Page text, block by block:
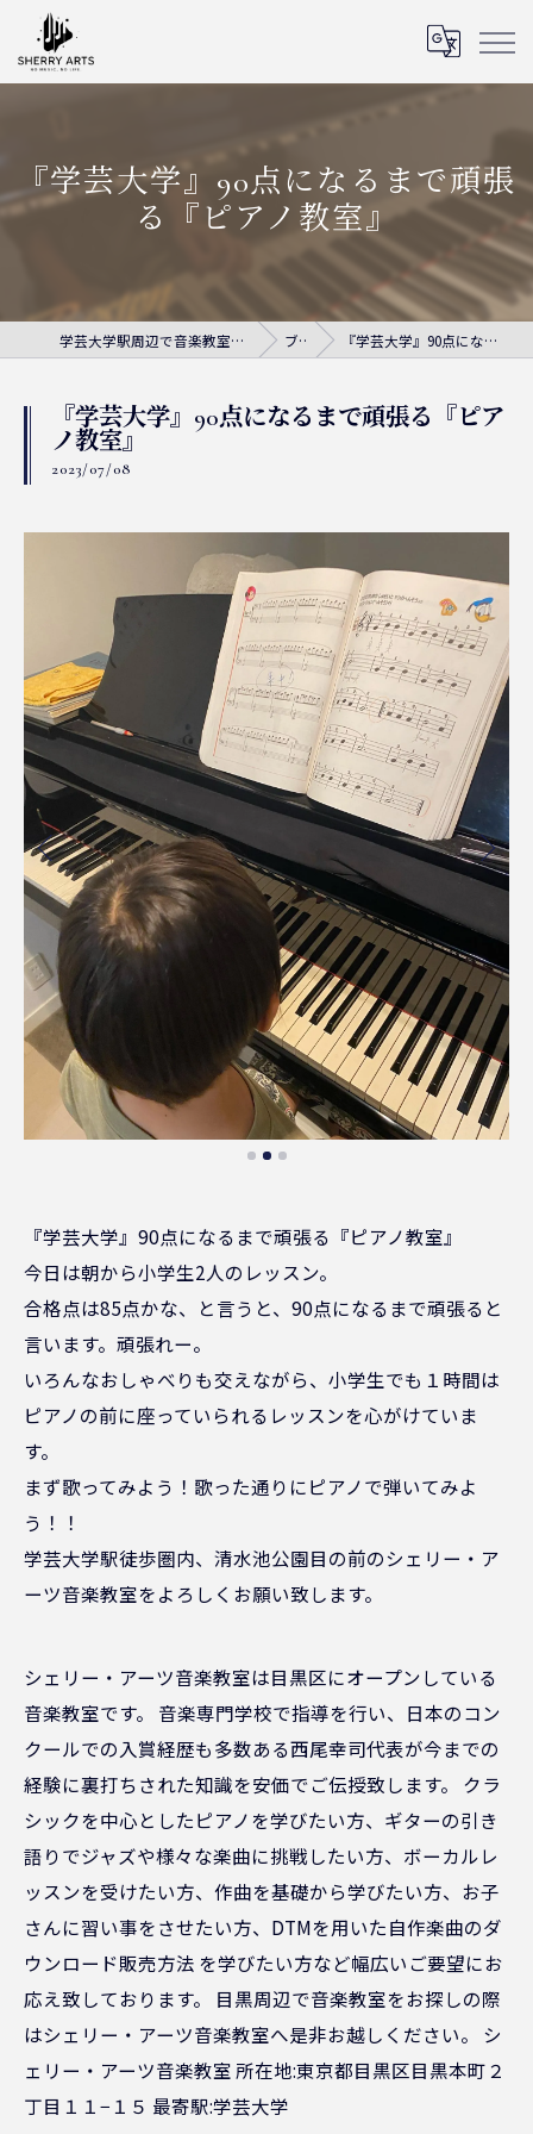
『学芸大学』90点になるまで頑張
る『ピアノ教室』
学芸大学駅周辺で音楽教室ならシェリー・アーツ音楽教室 ブログ 『学芸大学』90点になるまで頑張る『ピアノ教室』
『学芸大学』90点になるまで頑張る『ピア
ノ教室』
2023/07/08
『学芸大学』90点になるまで頑張る『ピアノ教室』
今日は朝から小学生2人のレッスン。
合格点は85点かな、と言うと、90点になるまで頑張ると
言います。頑張れー。
いろんなおしゃべりも交えながら、小学生でも１時間は
ピアノの前に座っていられるレッスンを心がけていま
す。
まず歌ってみよう！歌った通りにピアノで弾いてみよ
う！！
学芸大学駅徒歩圏内、清水池公園目の前のシェリー・ア
ーツ音楽教室をよろしくお願い致します。
シェリー・アーツ音楽教室は目黒区にオープンしている
音楽教室です。 音楽専門学校で指導を行い、日本のコン
クールでの入賞経歴も多数ある西尾幸司代表が今までの
経験に裏打ちされた知識を安価でご伝授致します。 クラ
シックを中心としたピアノを学びたい方、ギターの引き
語りでジャズや様々な楽曲に挑戦したい方、ボーカルレ
ッスンを受けたい方、作曲を基礎から学びたい方、お子
さんに習い事をさせたい方、DTMを用いた自作楽曲のダ
ウンロード販売方法 を学びたい方など幅広いご要望にお
応え致しております。 目黒周辺で音楽教室をお探しの際
はシェリー・アーツ音楽教室へ是非お越しください。 シ
ェリー・アーツ音楽教室 所在地:東京都目黒区目黒本町２
丁目１１−１５ 最寄駅:学芸大学